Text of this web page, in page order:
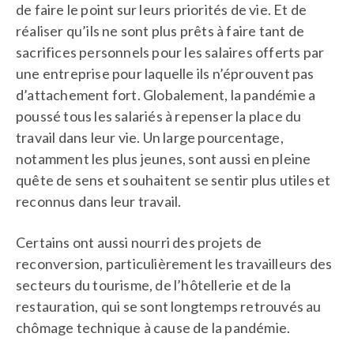
de faire le point sur leurs priorités de vie. Et de
réaliser qu’ils ne sont plus prêts à faire tant de
sacrifices personnels pour les salaires offerts par
une entreprise pour laquelle ils n’éprouvent pas
d’attachement fort. Globalement, la pandémie a
poussé tous les salariés à repenser la place du
travail dans leur vie. Un large pourcentage,
notamment les plus jeunes, sont aussi en pleine
quête de sens et souhaitent se sentir plus utiles et
reconnus dans leur travail.
Certains ont aussi nourri des projets de
reconversion, particulièrement les travailleurs des
secteurs du tourisme, de l’hôtellerie et de la
restauration, qui se sont longtemps retrouvés au
chômage technique à cause de la pandémie.